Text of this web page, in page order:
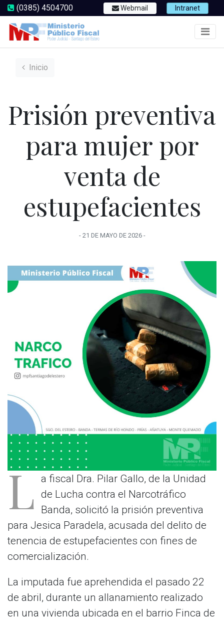
(0385) 4504700 Webmail Intranet
Inicio
Prisión preventiva
para mujer por
venta de
estupefacientes
- 21 DE MAYO DE 2026-
L a fiscal Dra. Pilar Gallo, de la Unidad
de Lucha contra el Narcotráfico
Banda, solicitó la prisión preventiva
para Jesica Paradela, acusada del delito de
tenencia de estupefacientes con fines de
comercialización.
La imputada fue aprehendida el pasado 22
de abril, durante un allanamiento realizado
en una vivienda ubicada en el barrio Finca de